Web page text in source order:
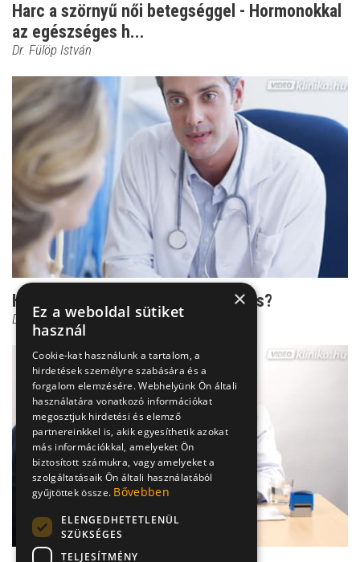
Harc a szörnyű női betegséggel - Hormonokkal
az egészséges h...
Dr. Fülöp István
Hogyan kezelhető az endometriózis?
Dr. Fülöp István
×
Ez a weboldal sütiket
használ
Cookie-kat használunk a tartalom, a
hirdetések személyre szabására és a
forgalom elemzésére. Webhelyünk Ön általi
használatára vonatkozó információkat
megosztjuk hirdetési és elemző
partnereinkkel is, akik egyesíthetik azokat
más információkkal, amelyeket Ön
biztosított számukra, vagy amelyeket a
szolgáltatásaik Ön általi használatából
gyűjtöttek össze. Bővebben
ELENGEDHETETLENÜL
SZÜKSÉGES
TELJESÍTMÉNY